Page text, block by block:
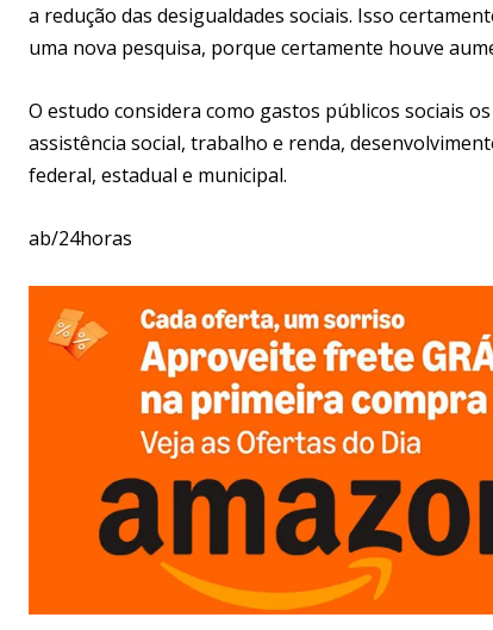
a redução das desigualdades sociais. Isso
uma nova pesquisa, porque certamente houve
O estudo considera como gastos públicos sociais
assistência social, trabalho e renda,
federal, estadual e municipal.
ab/24horas